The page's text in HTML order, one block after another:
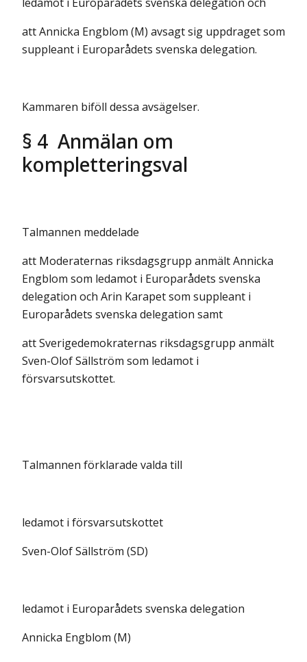
att Annicka Engblom (M) avsagt sig uppdraget som
suppleant i Europarådets svenska delegation.
Kammaren biföll dessa avsägelser.
§ 4 Anmälan om
kompletteringsval
Talmannen meddelade
att Moderaternas riksdagsgrupp anmält Annicka
Engblom som ledamot i Europarådets svenska
delegation och Arin Karapet som suppleant i
Europarådets svenska delegation samt
att Sverigedemokraternas riksdagsgrupp anmält
Sven-Olof Sällström som ledamot i
försvarsutskottet.
Talmannen förklarade valda till
ledamot i försvarsutskottet
Sven-Olof Sällström (SD)
ledamot i Europarådets svenska delegation
Annicka Engblom (M)